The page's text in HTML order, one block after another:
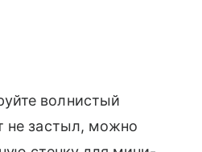
волнистый
не застыл, можно